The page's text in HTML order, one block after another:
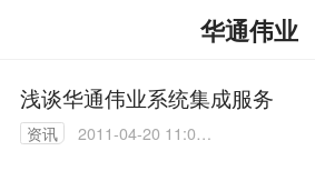
华通伟业
浅谈华通伟业系统集成服务
资讯
2011-04-20 11:01: